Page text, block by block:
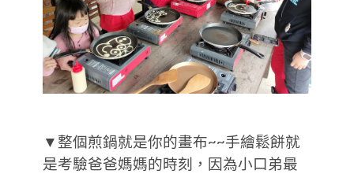
▼整個煎鍋就是你的畫布~~手繪鬆餅就
是考驗爸爸媽媽的時刻，因為小口弟最